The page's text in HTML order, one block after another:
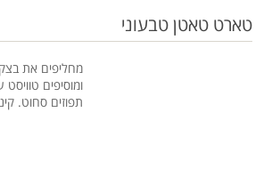
טארט טאטן טבעוני
מחליפים את
ומוסיפים
תפוזים סחוט.